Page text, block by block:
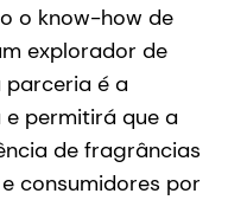
o know-how de
explorador de
parceria é a
permitirá que a
de fragrâncias
consumidores por